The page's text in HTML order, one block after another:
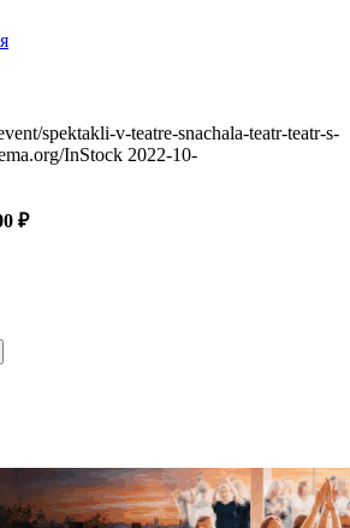
spektakli-v-teatre-snachala-teatr-teatr-s-
InStock 2022-10-
₽